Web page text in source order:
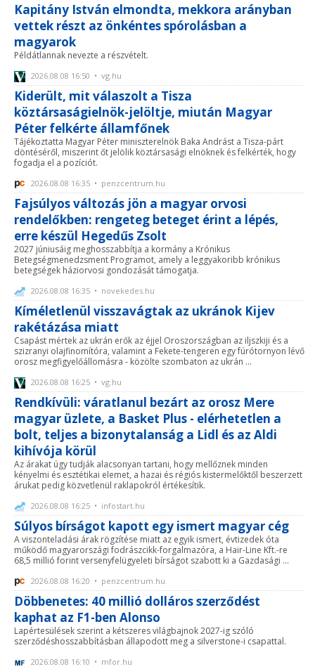
Kapitány István elmondta, mekkora arányban
vettek részt az önkéntes spórolásban a
magyarok
Példátlannak nevezte a részvételt.
2026.08.08 16:50 • vg.hu
Kiderült, mit válaszolt a Tisza
köztársaságielnök-jelöltje, miután Magyar
Péter felkérte államfőnek
Tájékoztatta Magyar Péter miniszterelnök Baka Andrást a Tisza-párt
döntéséről, miszerint őt jelölik köztársasági elnöknek és felkérték, hogy
fogadja el a pozíciót.
2026.08.08 16:35 • penzcentrum.hu
Fajsúlyos változás jön a magyar orvosi
rendelőkben: rengeteg beteget érint a lépés,
erre készül Hegedűs Zsolt
2027 júniusáig meghosszabbítja a kormány a Krónikus
Betegségmenedzsment Programot, amely a leggyakoribb krónikus
betegségek háziorvosi gondozását támogatja.
2026.08.08 16:35 • novekedes.hu
Kíméletlenül visszavágtak az ukránok Kijev
rakétázása miatt
Csapást mértek az ukrán erők az éjjel Oroszországban az iljszkiji és a
szizranyi olajfinomítóra, valamint a Fekete-tengeren egy fúrótornyon lévő
orosz megfigyelőállomásra - közölte szombaton az ukrán ...
2026.08.08 16:25 • vg.hu
Rendkívüli: váratlanul bezárt az orosz Mere
magyar üzlete, a Basket Plus - elérhetetlen a
bolt, teljes a bizonytalanság a Lidl és az Aldi
kihívója körül
Az árakat úgy tudják alacsonyan tartani, hogy mellőznek minden
kényelmi és esztétikai elemet, a hazai és régiós kistermelőktől beszerzett
árukat pedig közvetlenül raklapokról értékesítik.
2026.08.08 16:25 • infostart.hu
Súlyos bírságot kapott egy ismert magyar cég
A viszonteladási árak rögzítése miatt az egyik ismert, évtizedek óta
működő magyarországi fodrászcikk-forgalmazóra, a Hair-Line Kft.-re
68,5 millió forint versenyfelügyeleti bírságot szabott ki a Gazdasági ...
2026.08.08 16:20 • penzcentrum.hu
Döbbenetes: 40 millió dolláros szerződést
kaphat az F1-ben Alonso
Lapértesülések szerint a kétszeres világbajnok 2027-ig szóló
szerződéshosszabbításban állapodott meg a silverstone-i csapattal.
2026.08.08 16:10 • mfor.hu